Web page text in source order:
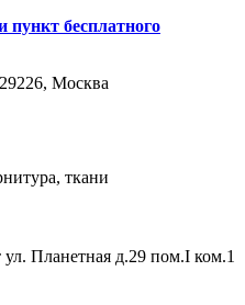
пункт бесплатного
Москва
ткани
Планетная д.29 пом.I ком.1